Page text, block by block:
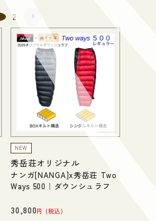
2
NEW
秀岳荘オリジナル
ナンガ[NANGA]x秀岳荘 Two
Ways 500｜ダウンシュラフ
30,800 税込